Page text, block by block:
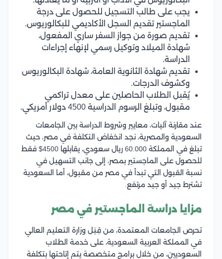
يجب على طالب التسجيل للحصول على درجة
الماجستير تقديم السجل الأكاديمي للبكالوريوس.
تقديم صورة من جواز السفر ساري المفعول،
شهادة الميلاد وتوكيل رسمي لإنهاء إجراءات
الدراسة.
تقديم شهادة الثانوية العامة، شهادة البكالوريوس
وكشوف الدرجات.
يُقبل الطلاب الحاصلين على معدل تراكمي
مقبول، وتبلغ الرسوم الدراسية 4500 دولار أمريكي.
عند مقارنة آليات، معايير وشروط الدراسة بين الجامعات
السعودية والمصرية، نجد انخفاض التكلفة في مصر، حيث
تبلغ في المملكة 60.000 ريال سعودي، يقابلها 4500$ فقط
للحصول على الماجستير بمصر، إلى جانب التسهيل في
نسبة القبول التي تبدأ في مصر من مقبول، أما السعودية
تشترط جيد أو جيد مرتفع.
مزايا دراسة الماجستير في مصر
تحرص الجامعات المعتمدة، من قِبَل وزارة التعليم العالي
في المملكة العربية السعودية، على خدمة الطلاب
السعوديين، من خلال برامج متخصصة يتم إتاحتها بتكلفة